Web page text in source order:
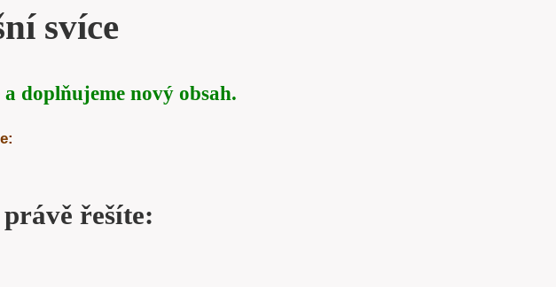
svíce
doplňujeme nový obsah.
řešíte: